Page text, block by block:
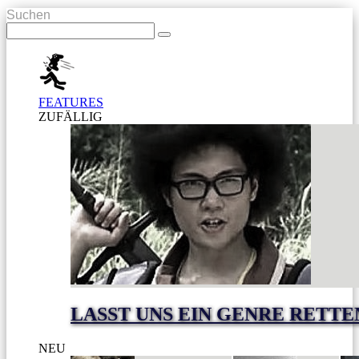
Suchen
FEATURES
ZUFÄLLIG
LASST UNS EIN GENRE
NEU